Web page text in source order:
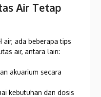
Air Tetap
ada beberapa tips
air, antara lain:
akuarium secara
kebutuhan dan dosis